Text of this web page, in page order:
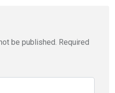
be published. Required